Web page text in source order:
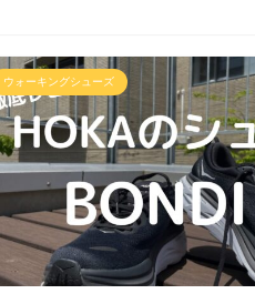
ウォーキングシューズ